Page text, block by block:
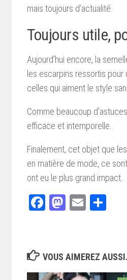
mais toujours d’actualité.
Toujours utile,
Aujourd’hui encore, la
les escarpins ressortis
celles qui aiment le style
Comme beaucoup
efficace et intemporelle.
Finalement, cet objet que
en matière de mode, ce
ont eu le plus grand impact.
Facebook
Mastodon
Email
VOUS AIMEREZ